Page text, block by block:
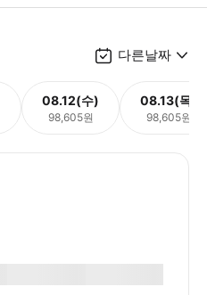
다른날짜
08.12(수)
98,605원
08.13(목)
98,605원